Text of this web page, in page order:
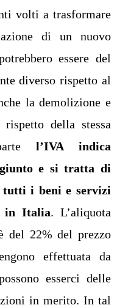
volti a trasformare
di un nuovo
essere del
diverso rispetto al
la demolizione e
della stessa
l’IVA indica
e si tratta di
i beni e servizi
in Italia. L’aliquota
del 22% del prezzo
effettuata da
esserci delle
in merito. In tal